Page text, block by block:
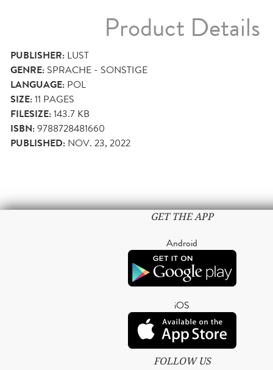
Product Details
PUBLISHER: LUST
GENRE: SPRACHE - SONSTIGE
LANGUAGE: POL
SIZE:11 PAGES
FILESIZE:143.7 KB
ISBN:9788728481660
PUBLISHED: NOV. 23, 2022
GET THE APP
Android
iOS
FOLLOW US